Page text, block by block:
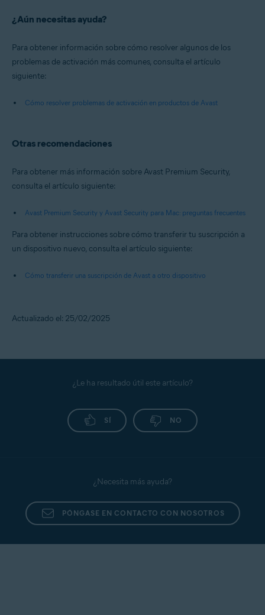
¿Aún necesitas ayuda?
Para obtener información sobre cómo resolver algunos de los
problemas de activación más comunes, consulta el artículo
siguiente:
Cómo resolver problemas de activación en productos de Avast
Otras recomendaciones
Para obtener más información sobre Avast Premium Security,
consulta el artículo siguiente:
Avast Premium Security y Avast Security para Mac: preguntas frecuentes
Para obtener instrucciones sobre cómo transferir tu suscripción a
un dispositivo nuevo, consulta el artículo siguiente:
Cómo transferir una suscripción de Avast a otro dispositivo
Actualizado el: 25/02/2025
¿Le ha resultado útil este artículo?
SÍ NO
¿Necesita más ayuda?
PÓNGASE EN CONTACTO CON NOSOTROS